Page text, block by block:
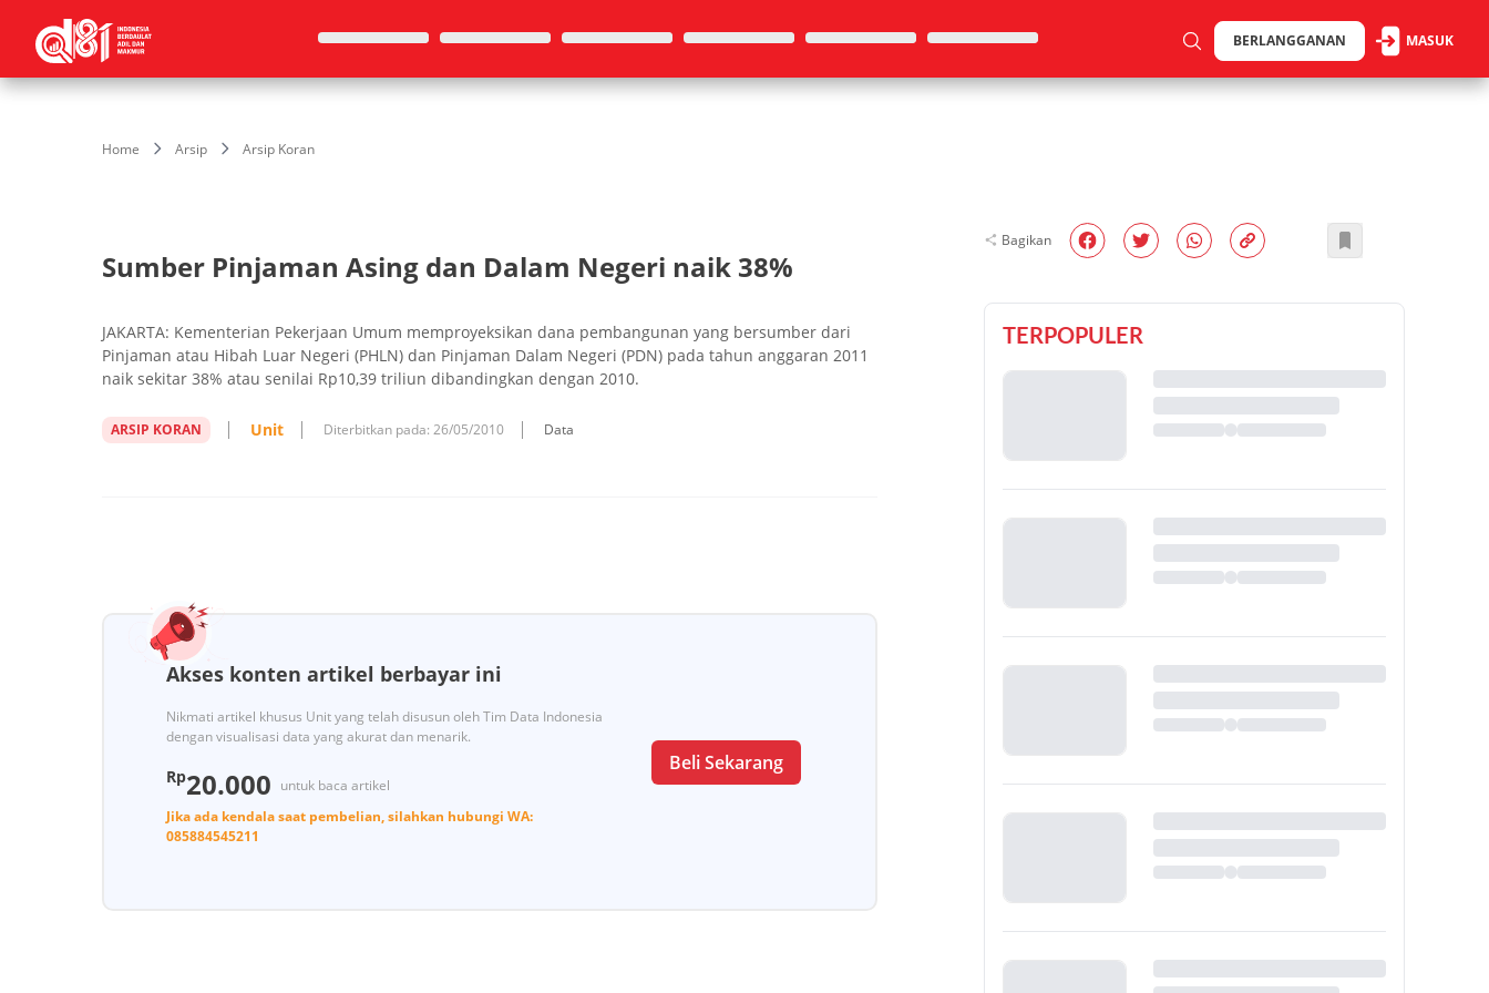
BERLANGGANAN MASUK
Home Arsip Arsip Koran
Sumber Pinjaman Asing dan Dalam Negeri naik 38%
JAKARTA: Kementerian Pekerjaan Umum memproyeksikan dana pembangunan yang bersumber dari
Pinjaman atau Hibah Luar Negeri (PHLN) dan Pinjaman Dalam Negeri (PDN) pada tahun anggaran 2011
naik sekitar 38% atau senilai Rp10,39 triliun dibandingkan dengan 2010.
ARSIP KORAN Unit Diterbitkan pada: 26/05/2010 Data
Akses konten artikel berbayar ini
Nikmati artikel khusus Unit yang telah disusun oleh Tim Data Indonesia
dengan visualisasi data yang akurat dan menarik.
Rp20.000 untuk baca artikel
Jika ada kendala saat pembelian, silahkan hubungi WA:
085884545211
Beli Sekarang
Bagikan
TERPOPULER